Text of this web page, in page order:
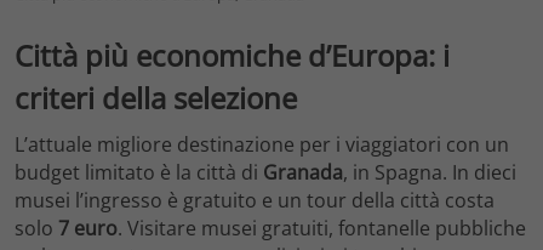
Città più economiche d’Europa: i
criteri della selezione
L’attuale migliore destinazione per i viaggiatori con un
budget limitato è la città di Granada, in Spagna. In dieci
musei l’ingresso è gratuito e un tour della città costa
solo 7 euro. Visitare musei gratuiti, fontanelle pubbliche